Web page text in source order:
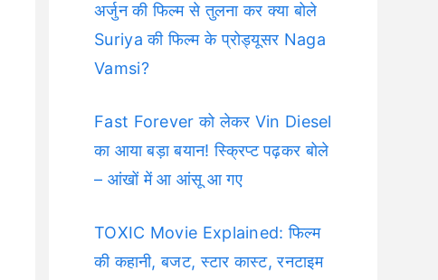
अर्जुन की फिल्म से तुलना कर क्या बोले
Suriya की फिल्म के प्रोड्यूसर Naga
Vamsi?
Fast Forever को लेकर Vin Diesel
का आया बड़ा बयान! स्क्रिप्ट पढ़कर बोले
– आंखों में आ आंसू आ गए
TOXIC Movie Explained: फिल्म
की कहानी, बजट, स्टार कास्ट, रनटाइम